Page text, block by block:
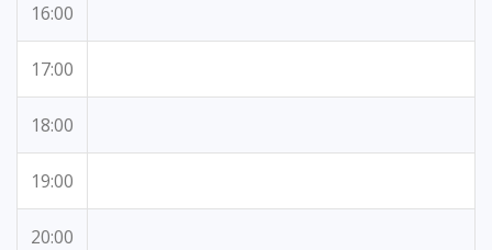
16:00
17:00
18:00
19:00
20:00